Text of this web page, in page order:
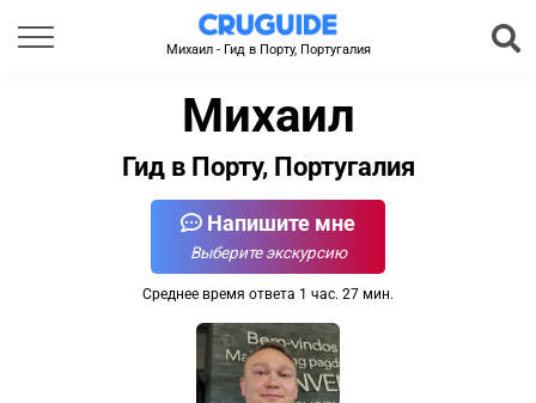
Михаил - Гид в Порту, Португалия
Михаил
Гид в Порту, Португалия
Напишите мне
Выберите экскурсию
Среднее время ответа 1 час. 27 мин.